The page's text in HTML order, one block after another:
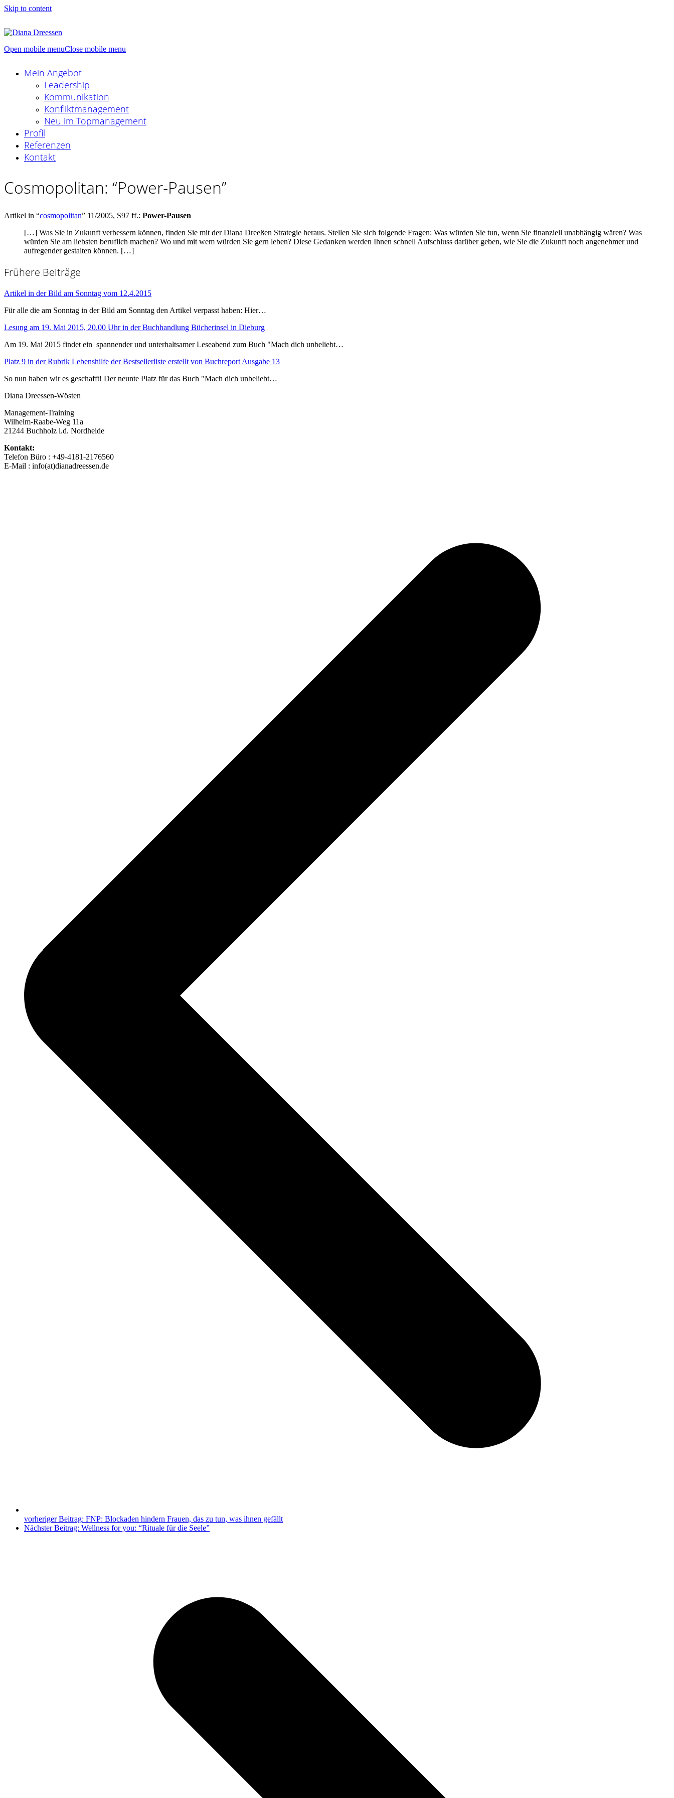
Skip to content
Open mobile menuClose mobile menu
Mein Angebot
Leadership
Kommunikation
Konfliktmanagement
Neu im Topmanagement
Profil
Referenzen
Kontakt
Cosmopolitan: “Power-Pausen”
Artikel in “cosmopolitan” 11/2005, S97 ff.: Power-Pausen
[…] Was Sie in Zukunft verbessern können, finden Sie mit der Diana Dreeßen Strategie heraus. Stellen Sie sich folgende Fragen: Was würden Sie tun, wenn Sie finanziell unabhängig wären? Was
würden Sie am liebsten beruflich machen? Wo und mit wem würden Sie gern leben? Diese Gedanken werden Ihnen schnell Aufschluss darüber geben, wie Sie die Zukunft noch angenehmer und
aufregender gestalten können. […]
Frühere Beiträge
Artikel in der Bild am Sonntag vom 12.4.2015
Für alle die am Sonntag in der Bild am Sonntag den Artikel verpasst haben: Hier…
Lesung am 19. Mai 2015, 20.00 Uhr in der Buchhandlung Bücherinsel in Dieburg
Am 19. Mai 2015 findet ein spannender und unterhaltsamer Leseabend zum Buch "Mach dich unbeliebt…
Platz 9 in der Rubrik Lebenshilfe der Bestsellerliste erstellt von Buchreport Ausgabe 13
So nun haben wir es geschafft! Der neunte Platz für das Buch "Mach dich unbeliebt…
Diana Dreessen-Wösten
Management-Training
Wilhelm-Raabe-Weg 11a
21244 Buchholz i.d. Nordheide
Kontakt:
Telefon Büro : +49-4181-2176560
E-Mail : info(at)dianadreessen.de
vorheriger Beitrag: FNP: Blockaden hindern Frauen, das zu tun, was ihnen gefällt
Nächster Beitrag: Wellness for you: “Rituale für die Seele”